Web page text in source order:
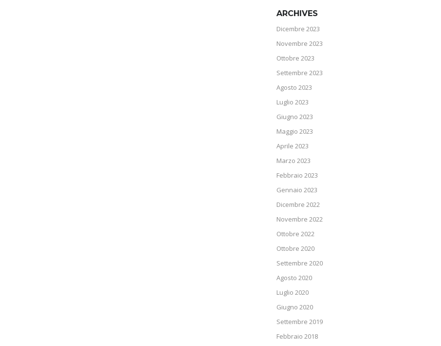
ARCHIVES
Dicembre 2023
Novembre 2023
Ottobre 2023
Settembre 2023
Agosto 2023
Luglio 2023
Giugno 2023
Maggio 2023
Aprile 2023
Marzo 2023
Febbraio 2023
Gennaio 2023
Dicembre 2022
Novembre 2022
Ottobre 2022
Ottobre 2020
Settembre 2020
Agosto 2020
Luglio 2020
Giugno 2020
Settembre 2019
Febbraio 2018